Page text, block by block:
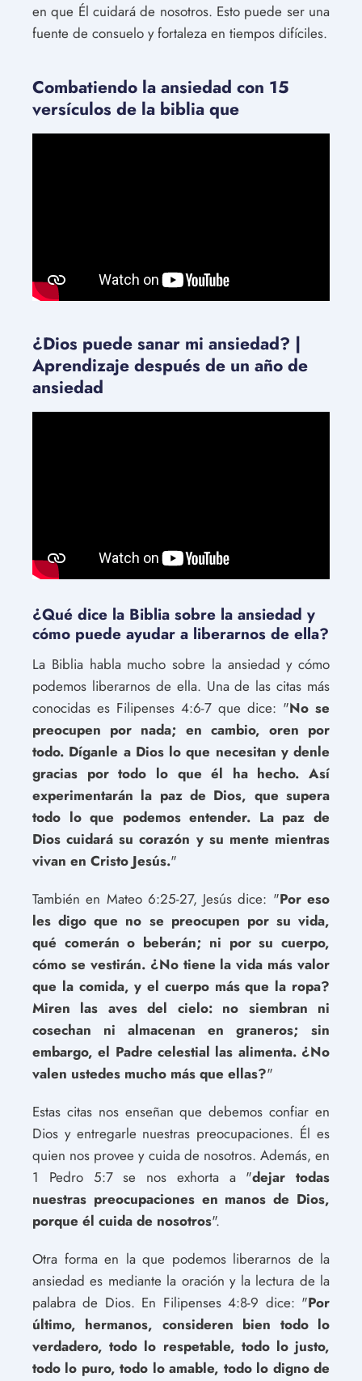
en que Él cuidará de nosotros. Esto puede ser una
fuente de consuelo y fortaleza en tiempos difíciles.
Combatiendo la ansiedad con 15
versículos de la biblia que
¿Dios puede sanar mi ansiedad? |
Aprendizaje después de un año de
ansiedad
¿Qué dice la Biblia sobre la ansiedad y
cómo puede ayudar a liberarnos de ella?
La Biblia habla mucho sobre la ansiedad y cómo
podemos liberarnos de ella. Una de las citas más
conocidas es Filipenses 4:6-7 que dice: "No se
preocupen por nada; en cambio, oren por
todo. Díganle a Dios lo que necesitan y denle
gracias por todo lo que él ha hecho. Así
experimentarán la paz de Dios, que supera
todo lo que podemos entender. La paz de
Dios cuidará su corazón y su mente mientras
vivan en Cristo Jesús."
También en Mateo 6:25-27, Jesús dice: "Por eso
les digo que no se preocupen por su vida,
qué comerán o beberán; ni por su cuerpo,
cómo se vestirán. ¿No tiene la vida más valor
que la comida, y el cuerpo más que la ropa?
Miren las aves del cielo: no siembran ni
cosechan ni almacenan en graneros; sin
embargo, el Padre celestial las alimenta. ¿No
valen ustedes mucho más que ellas?"
Estas citas nos enseñan que debemos confiar en
Dios y entregarle nuestras preocupaciones. Él es
quien nos provee y cuida de nosotros. Además, en
1 Pedro 5:7 se nos exhorta a "dejar todas
nuestras preocupaciones en manos de Dios,
porque él cuida de nosotros".
Otra forma en la que podemos liberarnos de la
ansiedad es mediante la oración y la lectura de la
palabra de Dios. En Filipenses 4:8-9 dice: "Por
último, hermanos, consideren bien todo lo
verdadero, todo lo respetable, todo lo justo,
todo lo puro, todo lo amable, todo lo digno de